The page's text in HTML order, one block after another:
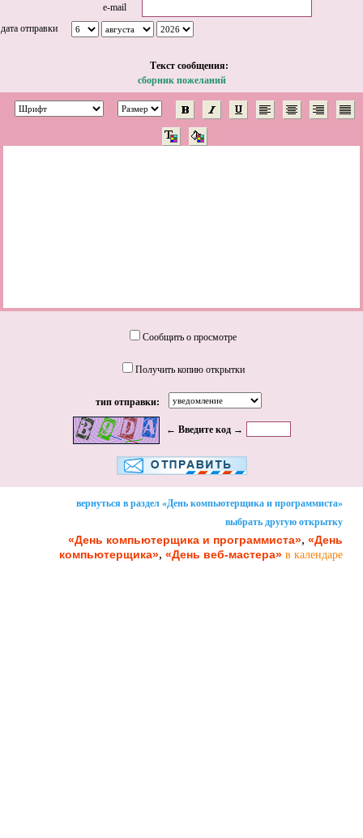
e-mail
дата отправки
Tекст сообщения:
сборник пожеланий
Сообщить о просмотре
Получить копию открытки
тип отправки:
← Введите код →
вернуться в раздел «День компьютерщика и программиста»
выбрать другую открытку
«День компьютерщика и программиста», «День
компьютерщика», «День веб-мастера» в календаре